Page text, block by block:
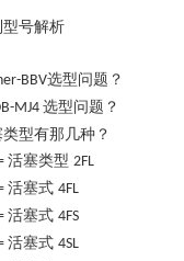
型号解析
BBV选型问题？
MJ4 选型问题？
型有那几种？
活塞类型 2FL
活塞式 4FL
活塞式 4FS
活塞式 4SL